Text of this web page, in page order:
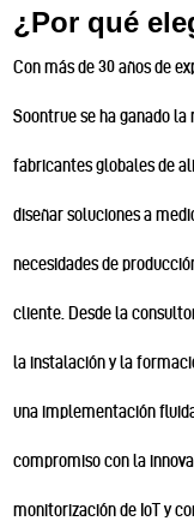
¿Por qué
Con más de 30 años de
Soontrue se ha ganado
fabricantes globales de
diseñar soluciones a
necesidades de
cliente. Desde la
la instalación y la
una implementación
compromiso con la
monitorización de IoT y